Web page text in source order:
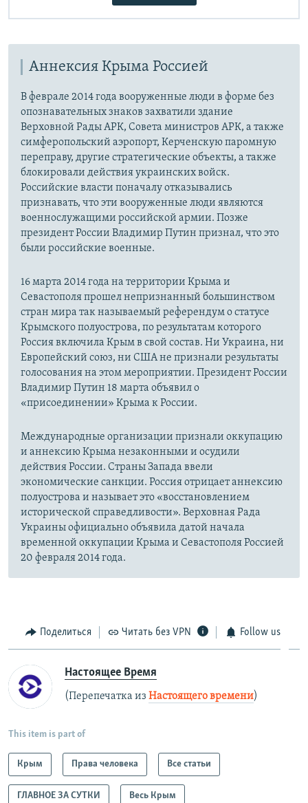
Аннексия Крыма Россией
В феврале 2014 года вооруженные люди в форме без
опознавательных знаков захватили здание
Верховной Рады АРК, Совета министров АРК, а также
симферопольский аэропорт, Керченскую паромную
переправу, другие стратегические объекты, а также
блокировали действия украинских войск.
Российские власти поначалу отказывались
признавать, что эти вооруженные люди являются
военнослужащими российской армии. Позже
президент России Владимир Путин признал, что это
были российские военные.
16 марта 2014 года на территории Крыма и
Севастополя прошел непризнанный большинством
стран мира так называемый референдум о статусе
Крымского полуострова, по результатам которого
Россия включила Крым в свой состав. Ни Украина, ни
Европейский союз, ни США не признали результаты
голосования на этом мероприятии. Президент России
Владимир Путин 18 марта объявил о
«присоединении» Крыма к России.
Международные организации признали оккупацию
и аннексию Крыма незаконными и осудили
действия России. Страны Запада ввели
экономические санкции. Россия отрицает аннексию
полуострова и называет это «восстановлением
исторической справедливости». Верховная Рада
Украины официально объявила датой начала
временной оккупации Крыма и Севастополя Россией
20 февраля 2014 года.
Поделиться Читать без VPN Follow us
Настоящее Время
(Перепечатка из Настоящего времени)
This item is part of
Крым Права человека Все статьи
ГЛАВНОЕ ЗА СУТКИ Весь Крым